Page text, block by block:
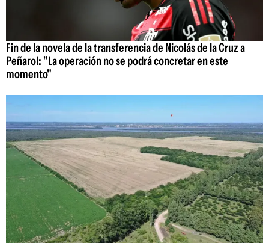
Fin de la novela de la transferencia de Nicolás de la Cruz a
Peñarol: "La operación no se podrá concretar en este
momento"